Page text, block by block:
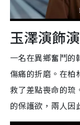
玉澤演飾
一名在異鄉奮鬥的
傷痛的折磨。在柏
救了差點喪命的琉
的保護欲，兩人因